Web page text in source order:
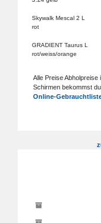
Skywalk Mescal 2 L
rot
GRADIENT Taurus L
rot/weiss/orange
Alle Preise
Schirmen bekommst
Online-